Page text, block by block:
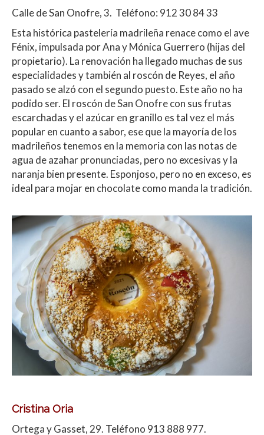
Calle de San Onofre, 3. Teléfono: 912 30 84 33
Esta histórica pastelería madrileña renace como el ave
Fénix, impulsada por Ana y Mónica Guerrero (hijas del
propietario). La renovación ha llegado muchas de sus
especialidades y también al roscón de Reyes, el año
pasado se alzó con el segundo puesto. Este año no ha
podido ser. El roscón de San Onofre con sus frutas
escarchadas y el azúcar en granillo es tal vez el más
popular en cuanto a sabor, ese que la mayoría de los
madrileños tenemos en la memoria con las notas de
agua de azahar pronunciadas, pero no excesivas y la
naranja bien presente. Esponjoso, pero no en exceso, es
ideal para mojar en chocolate como manda la tradición.
Cristina Oria
Ortega y Gasset, 29. Teléfono 913 888 977.